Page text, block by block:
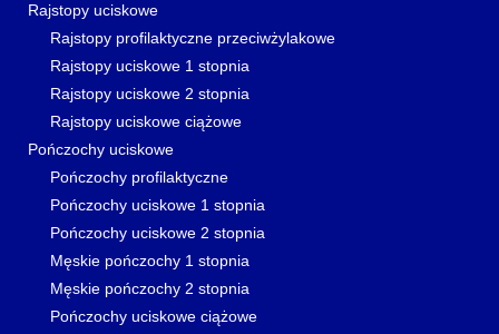
Rajstopy uciskowe
Rajstopy profilaktyczne przeciwżylakowe
Rajstopy uciskowe 1 stopnia
Rajstopy uciskowe 2 stopnia
Rajstopy uciskowe ciążowe
Pończochy uciskowe
Pończochy profilaktyczne
Pończochy uciskowe 1 stopnia
Pończochy uciskowe 2 stopnia
Męskie pończochy 1 stopnia
Męskie pończochy 2 stopnia
Pończochy uciskowe ciążowe